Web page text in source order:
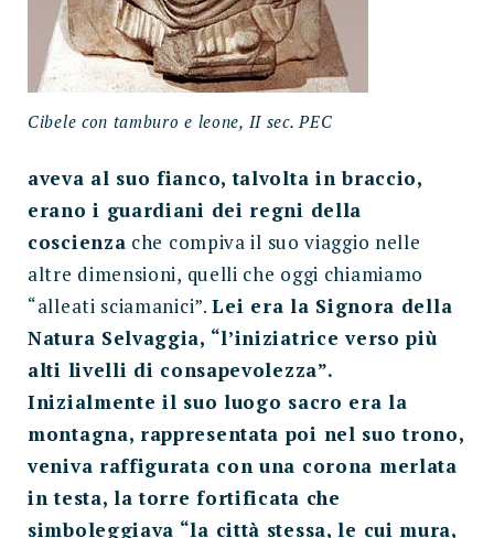
Cibele con tamburo e leone, II sec. PEC
aveva al suo fianco, talvolta in braccio,
erano i guardiani dei regni della
coscienza che compiva il suo viaggio nelle
altre dimensioni, quelli che oggi chiamiamo
“alleati sciamanici”.Lei era la Signora della
Natura Selvaggia, “l’iniziatrice verso più
alti livelli di consapevolezza”.
Inizialmente il suo luogo sacro era la
montagna, rappresentata poi nel suo trono,
veniva raffigurata con una corona merlata
in testa, la torre fortificata che
simboleggiava “la città stessa, le cui mura,